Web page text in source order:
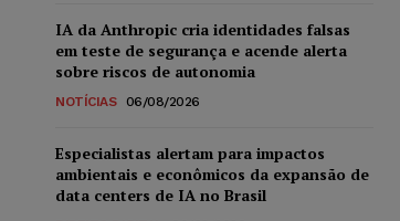
IA da Anthropic cria identidades falsas
em teste de segurança e acende alerta
sobre riscos de autonomia
NOTÍCIAS 06/08/2026
Especialistas alertam para impactos
ambientais e econômicos da expansão de
data centers de IA no Brasil